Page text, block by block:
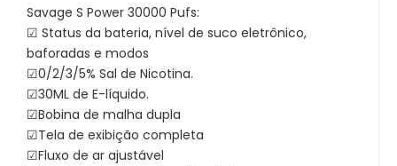
Savage S Power 30000 Pufs:
☑ Status da bateria, nível de suco eletrônico,
baforadas e modos
☑0/2/3/5% Sal de Nicotina.
☑30ML de E-líquido.
☑Bobina de malha dupla
☑Tela de exibição completa
☑Fluxo de ar ajustável